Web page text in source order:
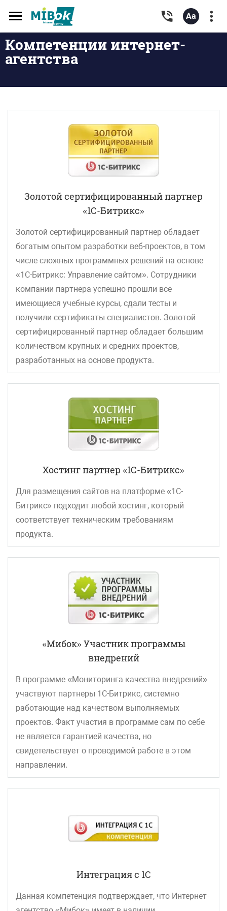
Toggle
navigation
Компетенции интернет-
агентства
Золотой сертифицированный партнер
«1С-Битрикс»
Золотой сертифицированный партнер обладает
богатым опытом разработки веб-проектов, в том
числе сложных программных решений на основе
«1С-Битрикс: Управление сайтом». Сотрудники
компании партнера успешно прошли все
имеющиеся учебные курсы, сдали тесты и
получили сертификаты специалистов. Золотой
сертифицированный партнер обладает большим
количеством крупных и средних проектов,
разработанных на основе продукта.
Хостинг партнер «1С-Битрикс»
Для размещения сайтов на платформе «1С-
Битрикс» подходит любой хостинг, который
соответствует техническим требованиям
продукта.
«Мибок» Участник программы
внедрений
В программе «Мониторинга качества внедрений»
участвуют партнеры 1С-Битрикс, системно
работающие над качеством выполняемых
проектов. Факт участия в программе сам по себе
не является гарантией качества, но
свидетельствует о проводимой работе в этом
направлении.
Интеграция с 1С
Данная компетенция подтверждает, что Интернет-